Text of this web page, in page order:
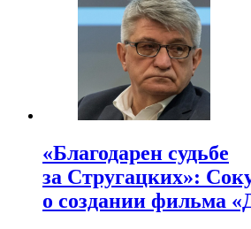
«Благодарен судьбе
за Стругацких»:
о создании фильма